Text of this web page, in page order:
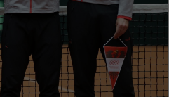
Einstellungen, falls der
Betreiber dies eingestellt hat.